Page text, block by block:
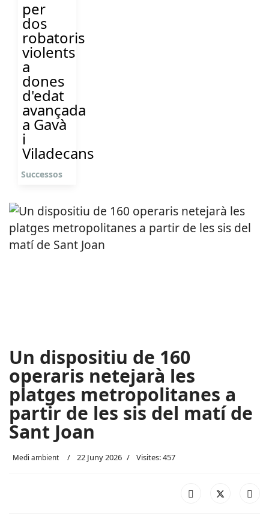
per
dos
robatoris
violents
a
dones
d'edat
avançada
a Gavà
i
Viladecans
Successos
Un dispositiu de 160
operaris netejarà les
platges metropolitanes a
partir de les sis del matí de
Sant Joan
Medi ambient 22 Juny 2026 Visites: 457